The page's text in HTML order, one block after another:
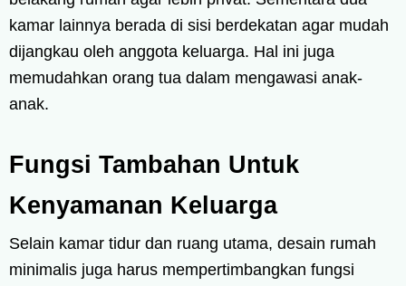
kamar lainnya berada di sisi berdekatan agar mudah
dijangkau oleh anggota keluarga. Hal ini juga
memudahkan orang tua dalam mengawasi anak-
anak.
Fungsi Tambahan Untuk
Kenyamanan Keluarga
Selain kamar tidur dan ruang utama, desain rumah
minimalis juga harus mempertimbangkan fungsi